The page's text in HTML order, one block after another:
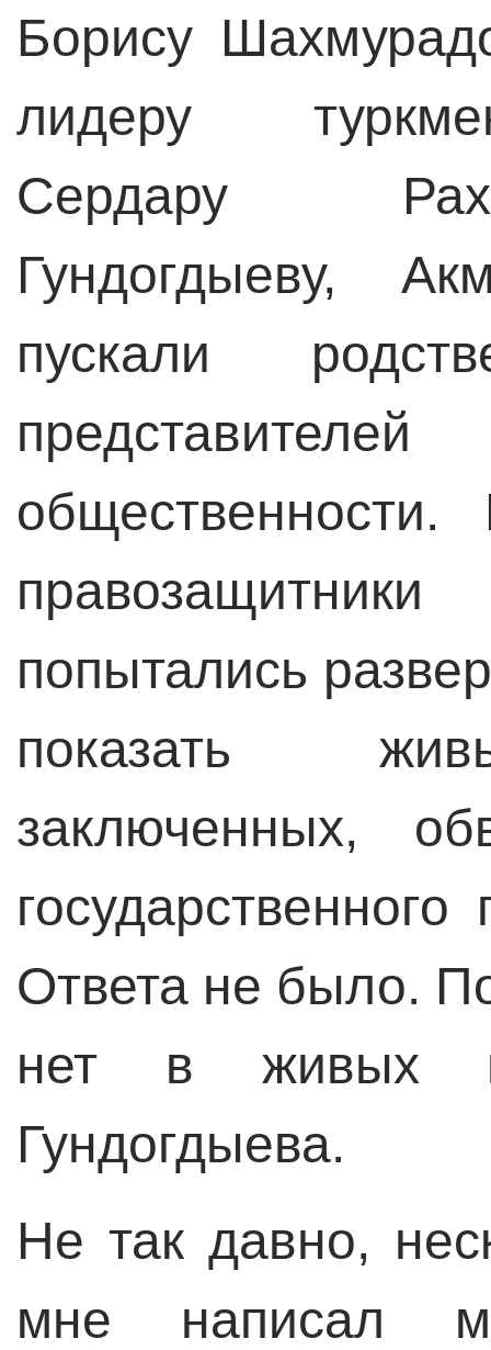
Борису
лидеру
Сердару
Гундогдыеву,
пускали
попытались
показать
заключенных,
Ответа не было.
нет в живых
Гундогдыева.
Не так давно,
мне написал